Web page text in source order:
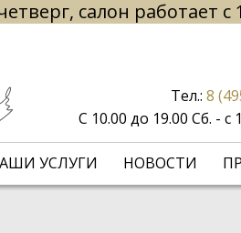
салон работает с
УСЛУГИ НОВОСТИ
Тел.: 8
С 10.00 до 19.00 Сб. -